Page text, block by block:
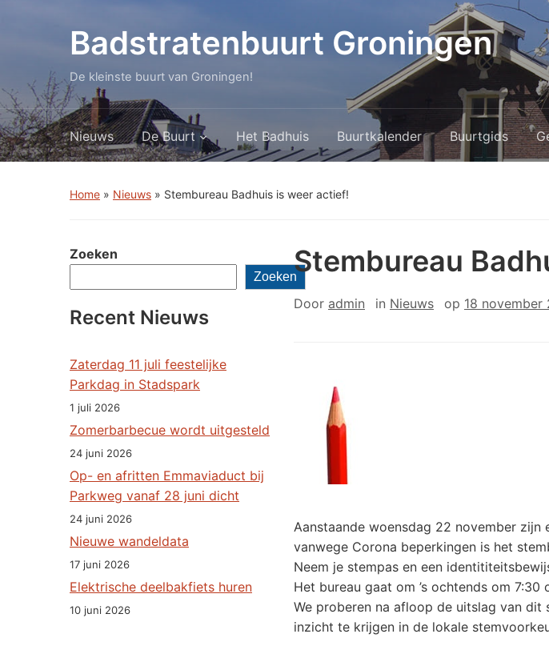
Badstratenbuurt Groningen
De kleinste buurt van Groningen!
Nieuws De Buurt Het Badhuis Buurtkalender Buurtgids
Home » Nieuws » Stembureau Badhuis is weer actief!
Zoeken
Zoeken
Recent Nieuws
Zaterdag 11 juli feestelijke
Parkdag in Stadspark
1 juli 2026
Zomerbarbecue wordt uitgesteld
24 juni 2026
Op- en afritten Emmaviaduct bij
Parkweg vanaf 28 juni dicht
24 juni 2026
Nieuwe wandeldata
17 juni 2026
Elektrische deelbakfiets huren
10 juni 2026
Stembureau
Door admin in Nieuws op 18 november
Aanstaande woensdag 22 november zijn
vanwege Corona beperkingen is het
Neem je stempas en een
Het bureau gaat om ’s ochtends om
We proberen na afloop de uitslag van dit
inzicht te krijgen in de lokale